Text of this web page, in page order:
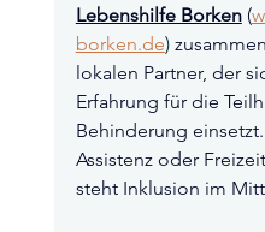
Lebenshilfe Borken (
borken.de)
lokalen Partner, der
Erfahrung für die
Behinderung
Assistenz oder
steht Inklusion im